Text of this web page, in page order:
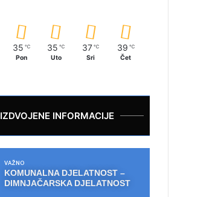
35 ℃
Pon
35 ℃
Uto
37 ℃
Sri
39 ℃
Čet
IZDVOJENE INFORMACIJE
VAŽNO
KOMUNALNA DJELATNOST –
DIMNJAČARSKA DJELATNOST